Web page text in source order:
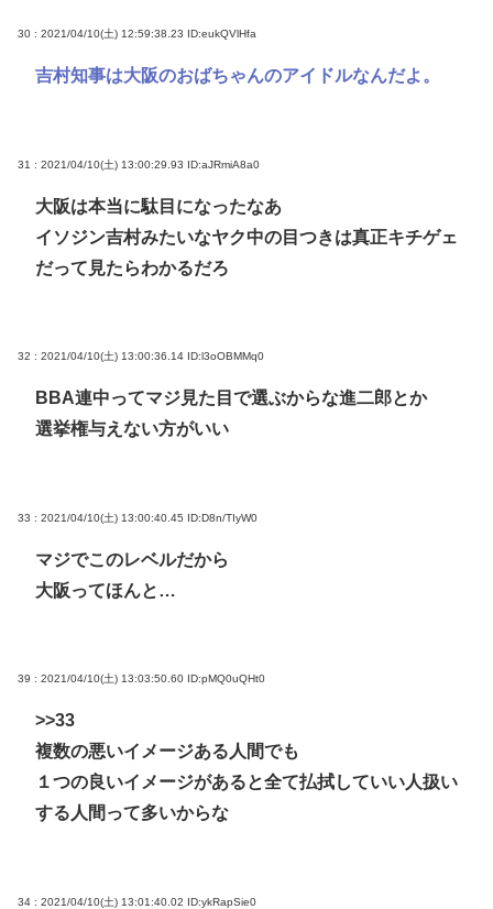
30 : 2021/04/10(土) 12:59:38.23 ID:eukQVlHfa
吉村知事は大阪のおばちゃんのアイドルなんだよ。
31 : 2021/04/10(土) 13:00:29.93 ID:aJRmiA8a0
大阪は本当に駄目になったなあ
イソジン吉村みたいなヤク中の目つきは真正キチゲェ
だって見たらわかるだろ
32 : 2021/04/10(土) 13:00:36.14 ID:l3oOBMMq0
BBA連中ってマジ見た目で選ぶからな進二郎とか
選挙権与えない方がいい
33 : 2021/04/10(土) 13:00:40.45 ID:D8n/TIyW0
マジでこのレベルだから
大阪ってほんと…
39 : 2021/04/10(土) 13:03:50.60 ID:pMQ0uQHt0
>>33
複数の悪いイメージある人間でも
１つの良いイメージがあると全て払拭していい人扱い
する人間って多いからな
34 : 2021/04/10(土) 13:01:40.02 ID:ykRapSie0